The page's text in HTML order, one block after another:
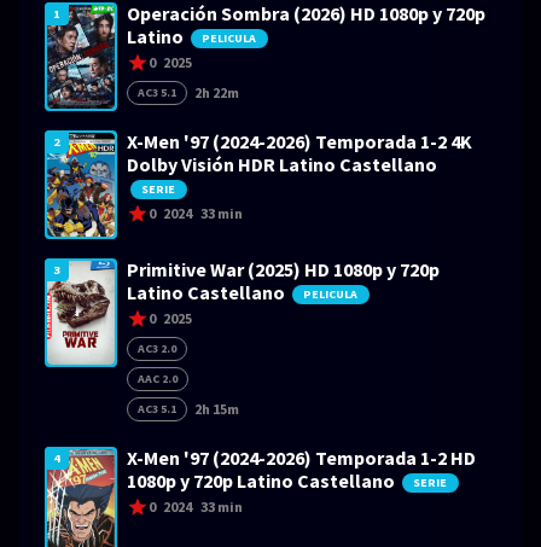
1
Operación Sombra (2026) HD 1080p y 720p
Latino
PELICULA
0 2025
AC3 5.1 2h 22m
2
X-Men '97 (2024-2026) Temporada 1-2 4K
Dolby Visión HDR Latino Castellano
SERIE
0 2024 33 min
3
Primitive War (2025) HD 1080p y 720p
Latino Castellano
PELICULA
0 2025
AC3 2.0
AAC 2.0
AC3 5.1
2h 15m
4
X-Men '97 (2024-2026) Temporada 1-2 HD
1080p y 720p Latino Castellano
SERIE
0 2024 33 min